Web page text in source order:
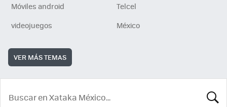
Móviles android
Telcel
videojuegos
México
VER MÁS TEMAS